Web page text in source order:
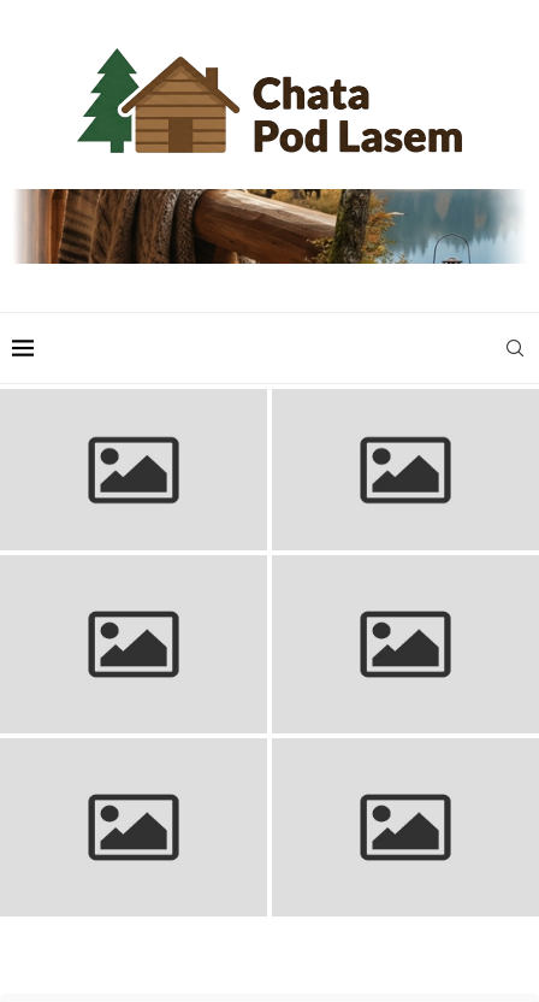
Claudia Cardinale: ikona
Kathleen Kennedy: producentka
Lucasfilm, Star Wars i
przyszłość świata Gwiezdnych
Sofokles – biografia, życie i